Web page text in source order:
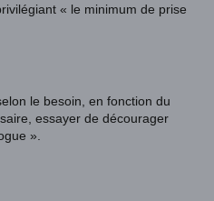
« le minimum de prise
le besoin, en fonction du
essayer de décourager
».